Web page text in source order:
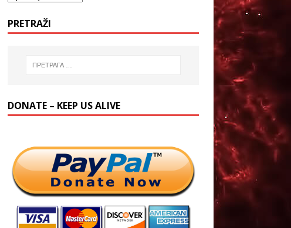
PRETRAŽI
DONATE – KEEP US ALIVE